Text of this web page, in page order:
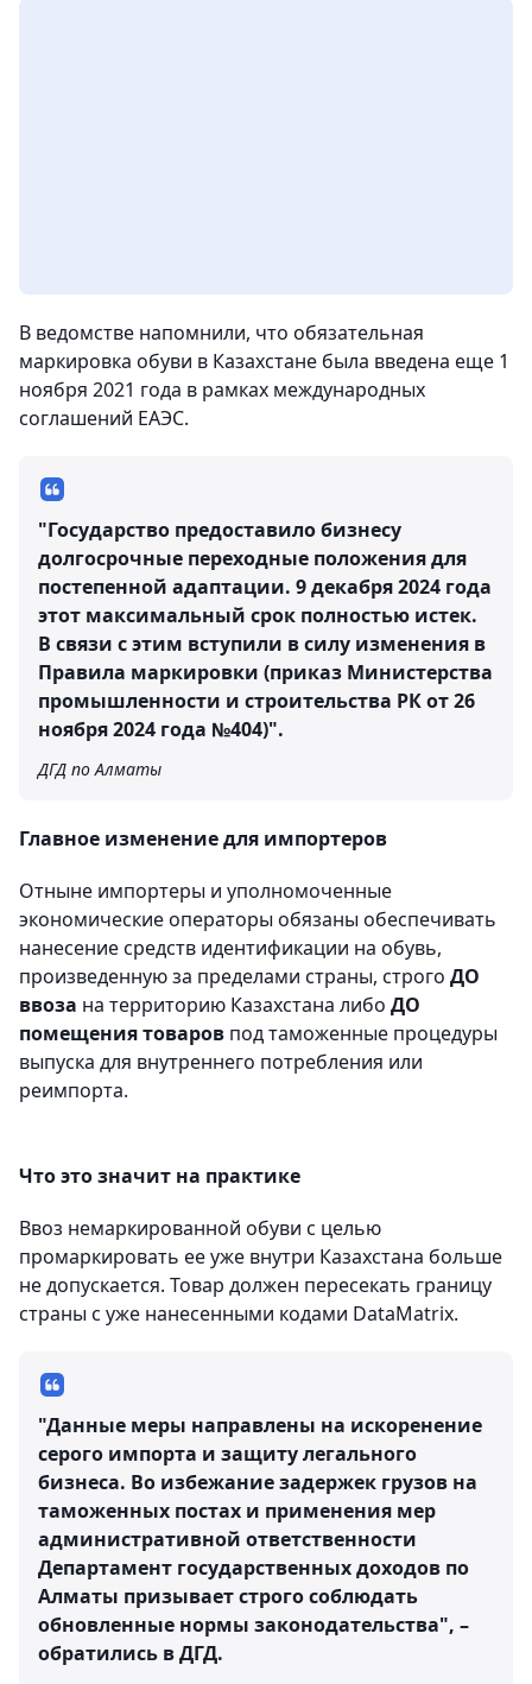
В ведомстве напомнили, что обязательная
маркировка обуви в Казахстане была введена еще 1
ноября 2021 года в рамках международных
соглашений ЕАЭС.
"Государство предоставило бизнесу
долгосрочные переходные положения для
постепенной адаптации. 9 декабря 2024 года
этот максимальный срок полностью истек.
В связи с этим вступили в силу изменения в
Правила маркировки (приказ Министерства
промышленности и строительства РК от 26
ноября 2024 года №404)".
ДГД по Алматы
Главное изменение для импортеров
Отныне импортеры и уполномоченные
экономические операторы обязаны обеспечивать
нанесение средств идентификации на обувь,
произведенную за пределами страны, строго ДО
ввоза на территорию Казахстана либо ДО
помещения товаров под таможенные процедуры
выпуска для внутреннего потребления или
реимпорта.
Что это значит на практике
Ввоз немаркированной обуви с целью
промаркировать ее уже внутри Казахстана больше
не допускается. Товар должен пересекать границу
страны с уже нанесенными кодами DataMatrix.
"Данные меры направлены на искоренение
серого импорта и защиту легального
бизнеса. Во избежание задержек грузов на
таможенных постах и применения мер
административной ответственности
Департамент государственных доходов по
Алматы призывает строго соблюдать
обновленные нормы законодательства", –
обратились в ДГД.